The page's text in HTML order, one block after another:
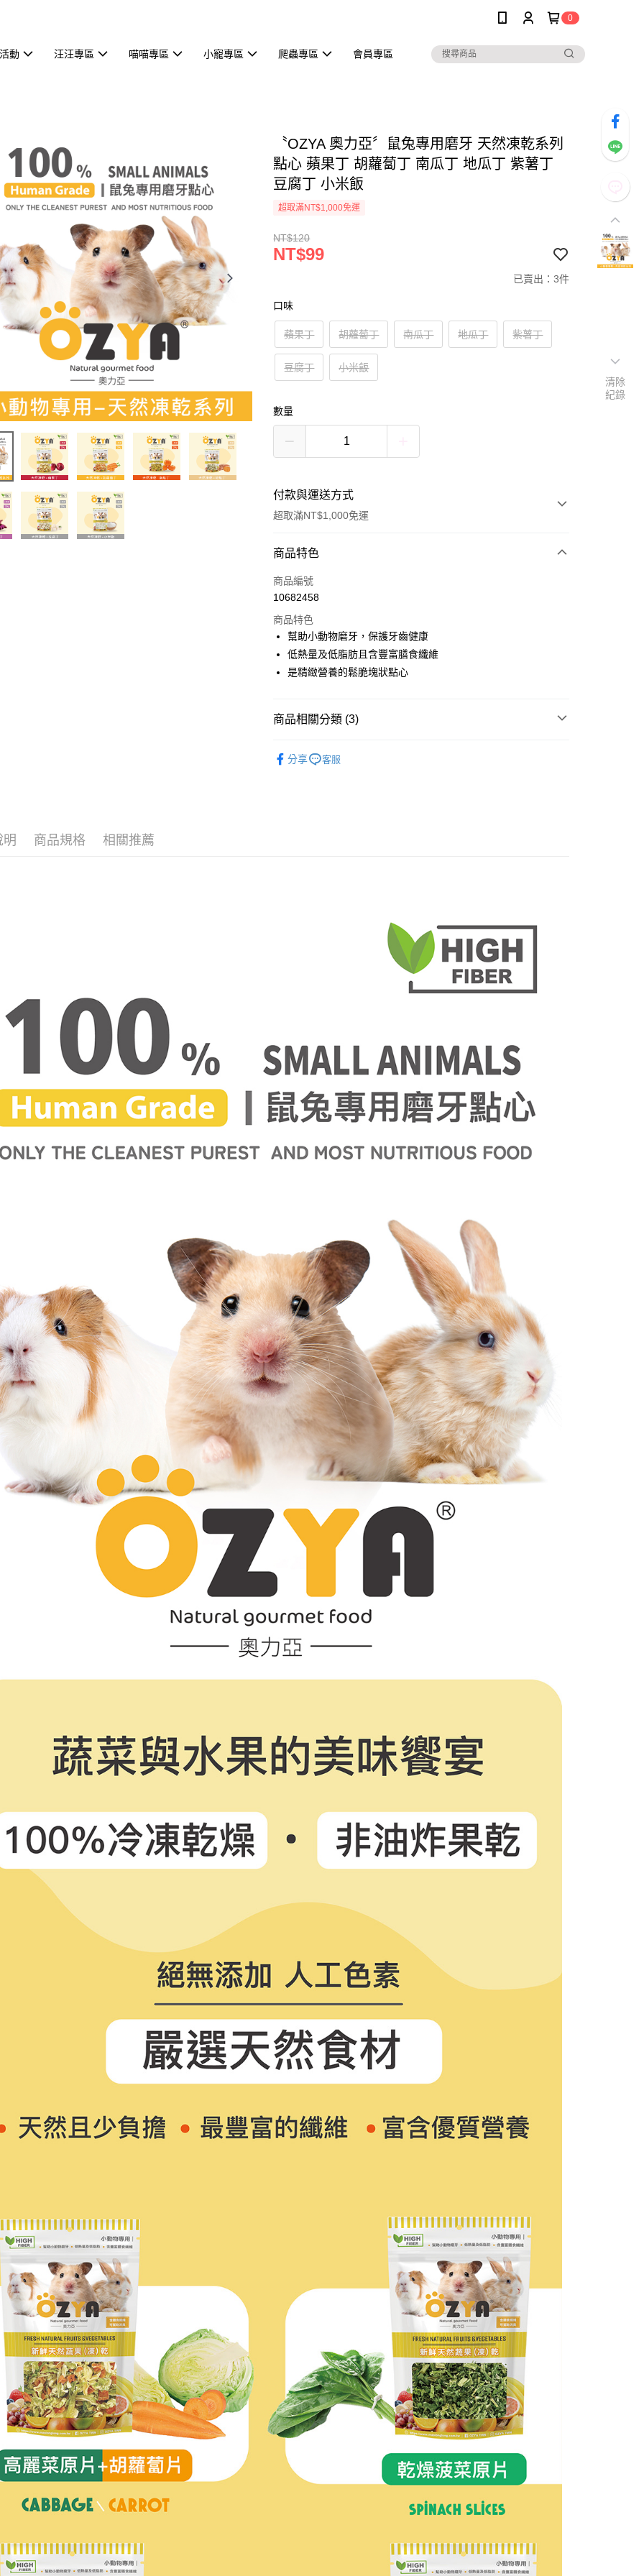
0
動 汪汪專區 喵喵專區 小寵專區 爬蟲專區 會員專區
〝OZYA 奧力亞〞鼠兔專用磨牙 天然凍乾系列
點心 蘋果丁 胡蘿蔔丁 南瓜丁 地瓜丁 紫薯丁
豆腐丁 小米飯
超取滿NT$1,000免運
NT$120
NT$99
已賣出：3件
口味
蘋果丁 胡蘿蔔丁 南瓜丁 地瓜丁 紫薯丁
豆腐丁 小米飯
數量
付款與運送方式
超取滿NT$1,000免運
付款方式
信用卡一次付款
LINE Pay
Apple Pay
全盈+PAY
每筆NT$60，滿NT$1,000(含以上)免運費
每筆NT$60，滿NT$1,000(含以上)免運費
每筆NT$125，滿NT$2,000(含以上)免運費
商品特色
商品編號
10682458
商品特色
幫助小動物磨牙，保護牙齒健康
低熱量及低脂肪且含豐富膳食纖維
是精緻營養的鬆脆塊狀點心
商品相關分類 (3)
分享 客服
明 商品規格 相關推薦
清除
紀錄